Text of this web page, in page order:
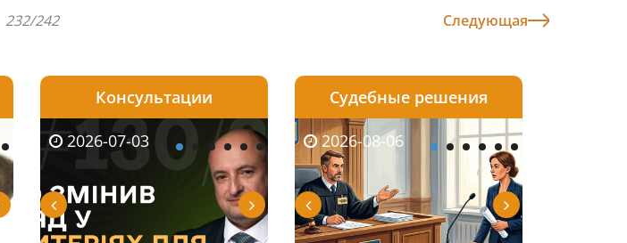
232/242 Следующая
2026-08-06 2026-08-05 2026-08-05
2026-08-04 2026-08-03 2026-08-03
Консультации
2026-07-03 2026-06-08 2026-06-01
Судебные решения
2026-07-30 2026-08-06